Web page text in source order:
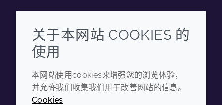
WechatYouku Zhihu Tiktok
企业
年度报告
可持续发展报告
条款和条件
隐私政策
关于本网站 COOKIES 的
使用
本网站使用cookies来增强您的浏览体验，
并允许我们收集我们用于改善网站的信息。
Cookies